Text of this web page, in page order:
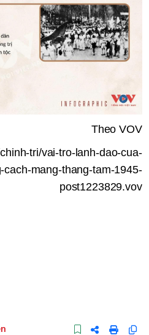
Theo VOV
tri/vai-tro-lanh-dao-cua-
cach-mang-thang-tam-1945-
post1223829.vov